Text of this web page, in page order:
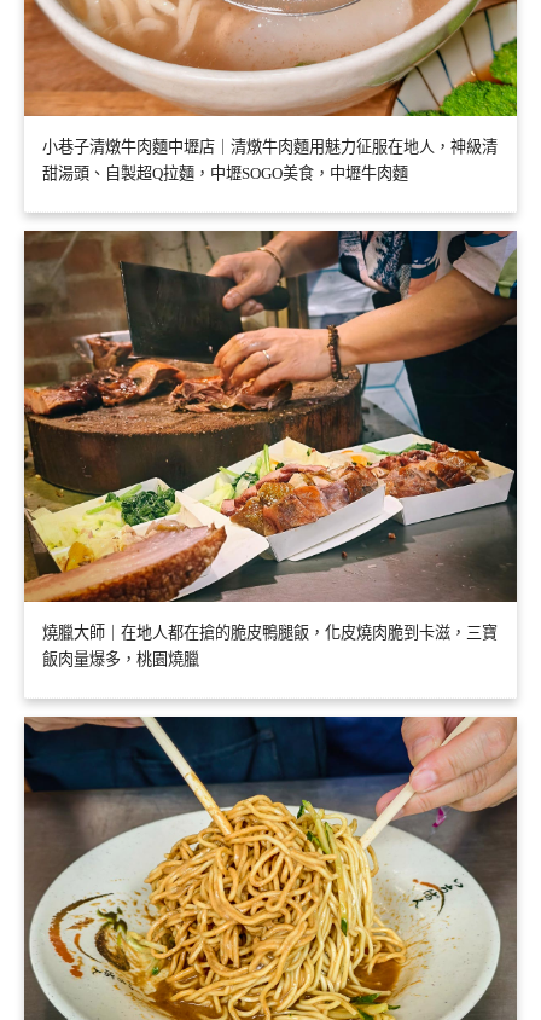
小巷子清燉牛肉麵中壢店｜清燉牛肉麵用魅力征服在地人，神級清
甜湯頭、自製超Q拉麵，中壢SOGO美食，中壢牛肉麵
燒臘大師｜在地人都在搶的脆皮鴨腿飯，化皮燒肉脆到卡滋，三寶
飯肉量爆多，桃園燒臘